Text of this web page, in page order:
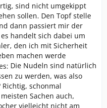
sind nicht umgekippt
sollen. Den Topf stelle
dann passiert mir der
handelt sich dabei um
den ich mit Sicherheit
machen werde
Die Nudeln sind natürlich
zu werden, was also
schonmal
Sachen auch,
vielleicht nicht am